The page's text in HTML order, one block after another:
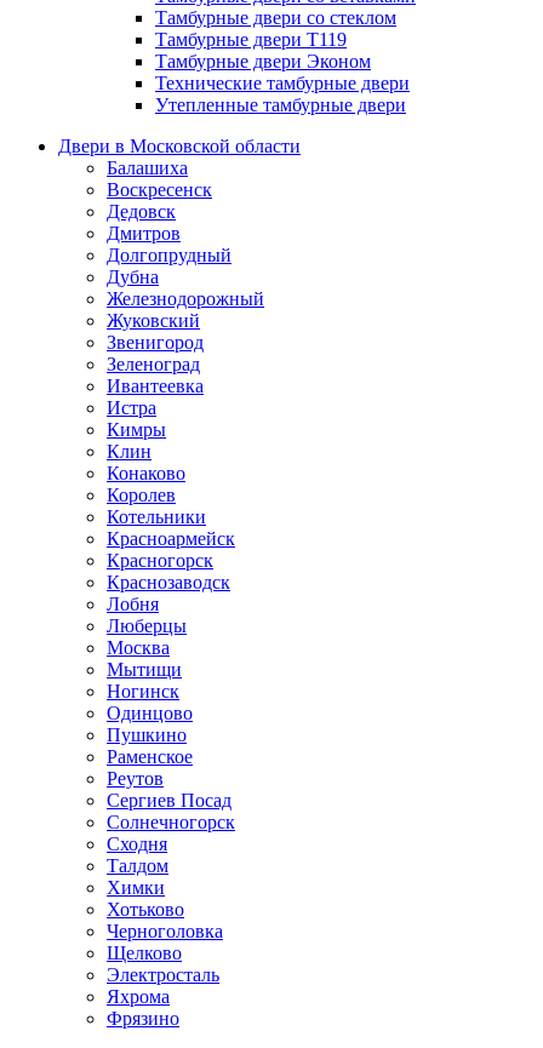
Тамбурные двери со стеклом
Тамбурные двери Т119
Тамбурные двери Эконом
Технические тамбурные двери
Утепленные тамбурные двери
Двери в Московской области
Балашиха
Воскресенск
Дедовск
Дмитров
Долгопрудный
Дубна
Железнодорожный
Жуковский
Звенигород
Зеленоград
Ивантеевка
Истра
Кимры
Клин
Конаково
Королев
Котельники
Красноармейск
Красногорск
Краснозаводск
Лобня
Люберцы
Москва
Мытищи
Ногинск
Одинцово
Пушкино
Раменское
Реутов
Сергиев Посад
Солнечногорск
Сходня
Талдом
Химки
Хотьково
Черноголовка
Щелково
Электросталь
Яхрома
Фрязино